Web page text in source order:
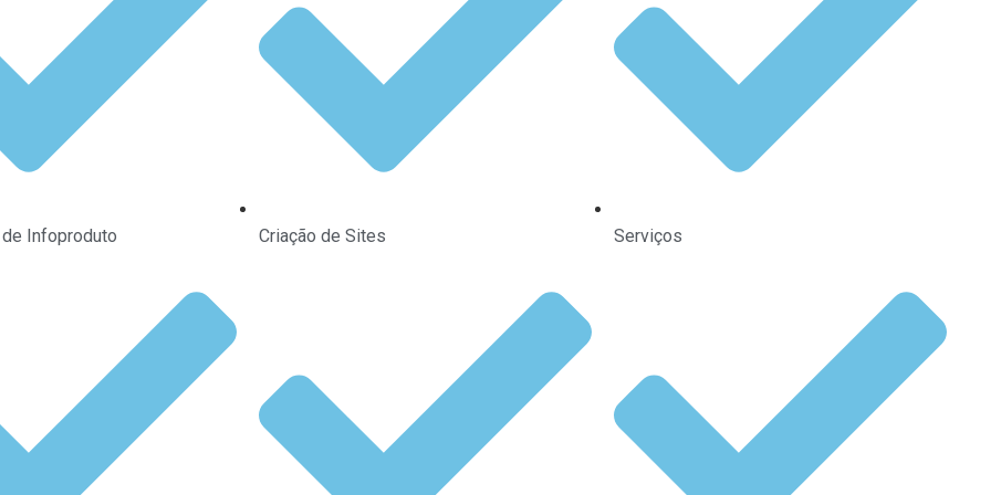
Infoproduto Criação de Sites Serviços